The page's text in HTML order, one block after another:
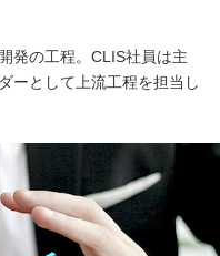
発の工程。CLIS社員は主
ーとして上流工程を担当し